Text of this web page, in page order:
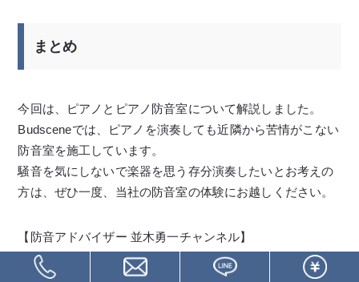
まとめ
今回は、ピアノとピアノ防音室について解説しました。
Budsceneでは、ピアノを演奏しても近隣から苦情がこない
防音室を施工しています。
騒音を気にしないで楽器を思う存分演奏したいとお考えの
方は、ぜひ一度、当社の防音室の体験にお越しください。
【防音アドバイザー 並木勇一チャンネル】
https://www.youtube.com/c/budscene_yuichi_namiki/feature